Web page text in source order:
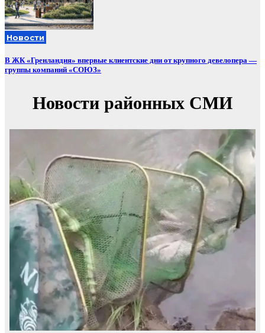
Новости
В ЖК «Гренландия» впервые клиентские дни от крупного девелопера —
группы компаний «СОЮЗ»